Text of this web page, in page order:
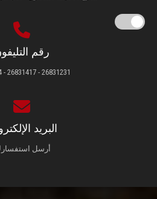
رقم
26831231 - 26831417 - 26831474
البريد
أرسل